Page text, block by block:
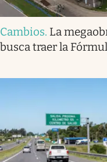
Cambios. La
busca traer la